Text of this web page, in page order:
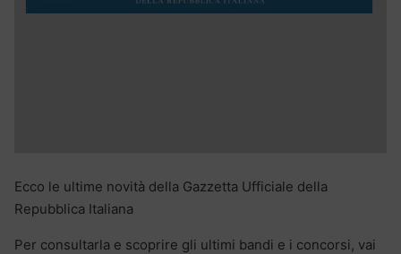
Ecco le ultime novità della Gazzetta Ufficiale della
Repubblica Italiana
Per consultarla e scoprire gli ultimi bandi e i concorsi, vai